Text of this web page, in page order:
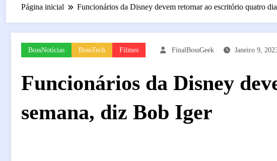
Página inicial Funcionários da Disney devem retornar ao escritório quatro
BossNotícias BossTech Filmes FinalBossGeek Janeiro 9,
Funcionários da Disney
semana, diz Bob Iger